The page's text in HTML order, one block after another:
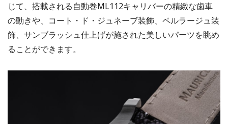
じて、搭載される自動巻ML112キャリバーの精緻な歯車
の動きや、コート・ド・ジュネーブ装飾、ペルラージュ装
飾、サンブラッシュ仕上げが施された美しいパーツを眺め
ることができます。